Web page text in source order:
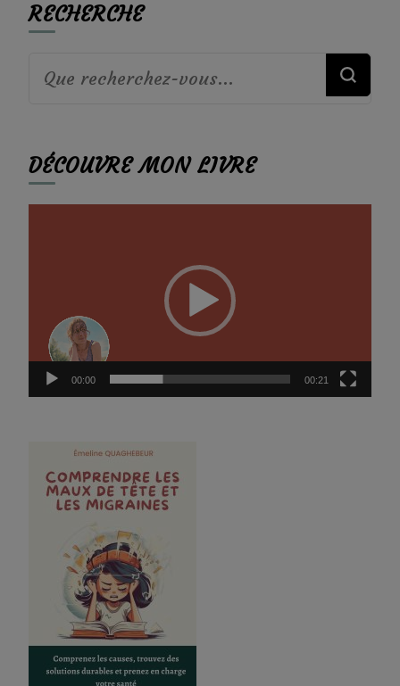
RECHERCHE
Vous
chose ?
DÉCOUVRE MON LIVRE
00:00 00:21